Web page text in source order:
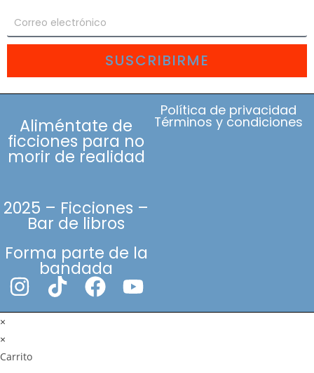
SUSCRIBIRME
Aliméntate de
ficciones para no
morir de realidad
2025 – Ficciones –
Bar de libros
Forma parte de la
bandada
Política de privacidad
Términos y condiciones
×
×
Carrito